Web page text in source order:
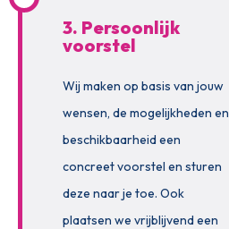
3. Persoonlijk
voorstel
Wij maken op basis van jouw
wensen, de mogelijkheden en
beschikbaarheid een
concreet voorstel en sturen
deze naar je toe. Ook
plaatsen we vrijblijvend een